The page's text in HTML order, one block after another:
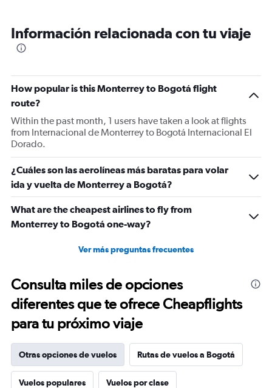
Información relacionada con tu viaje
How popular is this Monterrey to Bogotá flight
route?
Within the past month, 1 users have taken a look at flights
from Internacional de Monterrey to Bogotá Internacional El
Dorado.
¿Cuáles son las aerolíneas más baratas para volar
ida y vuelta de Monterrey a Bogotá?
What are the cheapest airlines to fly from
Monterrey to Bogotá one-way?
Ver más preguntas frecuentes
Consulta miles de opciones
diferentes que te ofrece Cheapflights
para tu próximo viaje
Otras opciones de vuelos Rutas de vuelos a Bogotá
Vuelos populares Vuelos por clase